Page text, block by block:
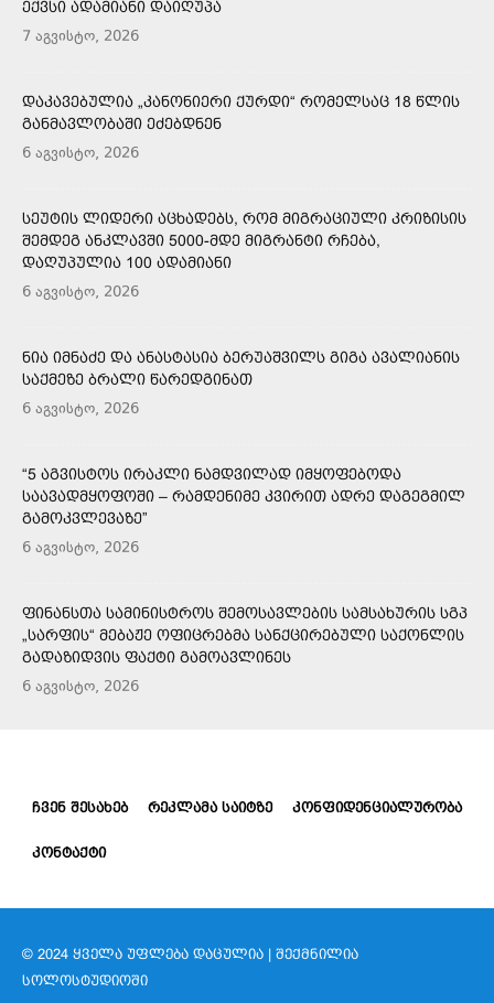
ᲔᲥᲕᲡᲘ ᲐᲓᲐᲛᲘᲐᲜᲘ ᲓᲐᲘᲦᲣᲞᲐ
7 აგვისტო, 2026
ᲓᲐᲙᲐᲕᲔᲑᲣᲚᲘᲐ „ᲙᲐᲜᲝᲜᲘᲔᲠᲘ ᲥᲣᲠᲓᲘ“ ᲠᲝᲛᲔᲚᲡᲐᲪ 18 ᲬᲚᲘᲡ
ᲒᲐᲜᲛᲐᲕᲚᲝᲑᲐᲨᲘ ᲔᲫᲔᲑᲓᲜᲔᲜ
6 აგვისტო, 2026
ᲡᲔᲣᲢᲘᲡ ᲚᲘᲓᲔᲠᲘ ᲐᲪᲮᲐᲓᲔᲑᲡ, ᲠᲝᲛ ᲛᲘᲒᲠᲐᲪᲘᲣᲚᲘ ᲙᲠᲘᲖᲘᲡᲘᲡ
ᲨᲔᲛᲓᲔᲒ ᲐᲜᲙᲚᲐᲕᲨᲘ 5000-ᲛᲓᲔ ᲛᲘᲒᲠᲐᲜᲢᲘ ᲠᲩᲔᲑᲐ,
ᲓᲐᲦᲣᲞᲣᲚᲘᲐ 100 ᲐᲓᲐᲛᲘᲐᲜᲘ
6 აგვისტო, 2026
ᲜᲘᲐ ᲘᲛᲜᲐᲫᲔ ᲓᲐ ᲐᲜᲐᲡᲢᲐᲡᲘᲐ ᲑᲔᲠᲣᲐᲨᲕᲘᲚᲡ ᲒᲘᲒᲐ ᲐᲕᲐᲚᲘᲐᲜᲘᲡ
ᲡᲐᲥᲛᲔᲖᲔ ᲑᲠᲐᲚᲘ ᲬᲐᲠᲔᲓᲒᲘᲜᲐᲗ
6 აგვისტო, 2026
“5 ᲐᲒᲕᲘᲡᲢᲝᲡ ᲘᲠᲐᲙᲚᲘ ᲜᲐᲛᲓᲕᲘᲚᲐᲓ ᲘᲛᲧᲝᲤᲔᲑᲝᲓᲐ
ᲡᲐᲐᲕᲐᲓᲛᲧᲝᲤᲝᲨᲘ – ᲠᲐᲛᲓᲔᲜᲘᲛᲔ ᲙᲕᲘᲠᲘᲗ ᲐᲓᲠᲔ ᲓᲐᲒᲔᲒᲛᲘᲚ
ᲒᲐᲛᲝᲙᲕᲚᲔᲕᲐᲖᲔ”
6 აგვისტო, 2026
ᲤᲘᲜᲐᲜᲡᲗᲐ ᲡᲐᲛᲘᲜᲘᲡᲢᲠᲝᲡ ᲨᲔᲛᲝᲡᲐᲕᲚᲔᲑᲘᲡ ᲡᲐᲛᲡᲐᲮᲣᲠᲘᲡ ᲡᲒᲞ
„ᲡᲐᲠᲤᲘᲡ“ ᲛᲔᲑᲐᲟᲔ ᲝᲤᲘᲪᲠᲔᲑᲛᲐ ᲡᲐᲜᲥᲪᲘᲠᲔᲑᲣᲚᲘ ᲡᲐᲥᲝᲜᲚᲘᲡ
ᲒᲐᲓᲐᲖᲘᲓᲕᲘᲡ ᲤᲐᲥᲢᲘ ᲒᲐᲛᲝᲐᲕᲚᲘᲜᲔᲡ
6 აგვისტო, 2026
ᲩᲕᲔᲜ ᲨᲔᲡᲐᲮᲔᲑ ᲠᲔᲙᲚᲐᲛᲐ ᲡᲐᲘᲢᲖᲔ ᲙᲝᲜᲤᲘᲓᲔᲜᲪᲘᲐᲚᲣᲠᲝᲑᲐ
ᲙᲝᲜᲢᲐᲥᲢᲘ
© 2024 ᲧᲕᲔᲚᲐ ᲣᲤᲚᲔᲑᲐ ᲓᲐᲪᲣᲚᲘᲐ | ᲨᲔᲥᲛᲜᲘᲚᲘᲐ
ᲡᲝᲚᲝᲡᲢᲣᲓᲘᲝᲨᲘ